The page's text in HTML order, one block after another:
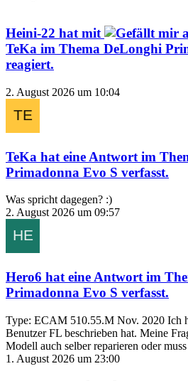
Heini-22 hat mit
TeKa im Thema DeLonghi
reagiert.
2. August 2026 um 10:04
TeKa hat eine Antwort im
Primadonna Evo S verfasst.
Was spricht dagegen? :)
2. August 2026 um 09:57
Hero6 hat eine Antwort im
Primadonna Evo S verfasst.
Type: ECAM 510.55.M Nov. 2020 Ich
Benutzer FL beschrieben hat. Meine
Modell auch selber reparieren oder
1. August 2026 um 23:00